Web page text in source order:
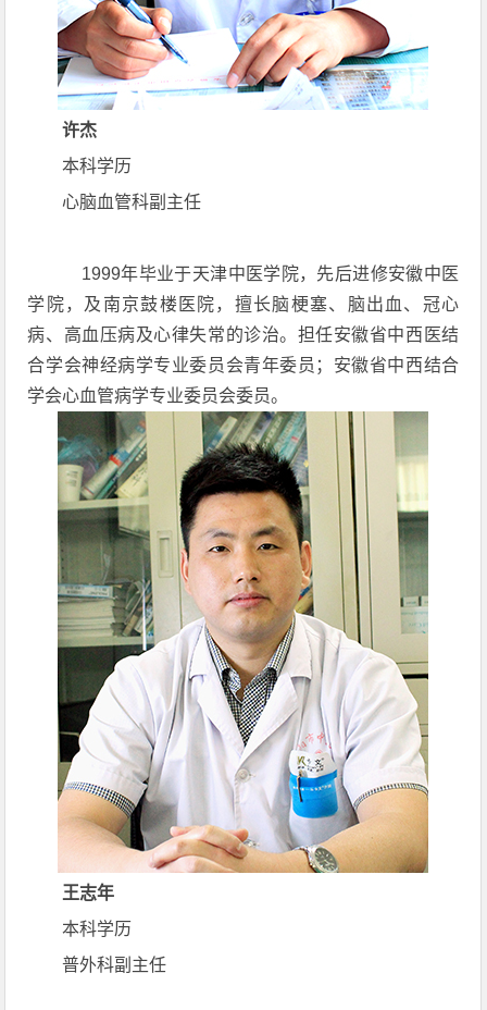
许杰
本科学历
心脑血管科副主任
1999年毕业于天津中医学院，先后进修安徽中医
学院，及南京鼓楼医院，擅长脑梗塞、脑出血、冠心
病、高血压病及心律失常的诊治。担任安徽省中西医结
合学会神经病学专业委员会青年委员；安徽省中西结合
学会心血管病学专业委员会委员。
王志年
本科学历
普外科副主任